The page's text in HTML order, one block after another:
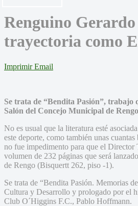
Renguino
trayectoria como
Imprimir Email
Se trata de “Bendita Pasión”, trabajo
Salón del Concejo Municipal de
No es usual que la literatura esté
este deporte, como también unas
no fue impedimento para que el
volumen de 232 páginas que será
de Rengo (Bisquertt 262, piso -1).
Se trata de “Bendita Pasión. Memorias
Cultura y Desarrollo y prologado por el
Club O´Higgins F.C., Pablo Hoffmann.